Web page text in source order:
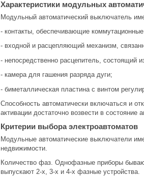
Характеристики модульных
Модульный автоматический выключатель
- контакты, обеспечивающие коммутационные
- входной и расцепляющий механизм,
- непосредственно расцепитель, состоящий
- камера для гашения разряда дуги;
- биметаллическая пластина с винтом
Способность автоматически включаться и
активации достаточно возвести в состояние
Критерии выбора электроавтоматов
Модульные автоматические выключатели
недвижимости.
Количество фаз. Однофазные приборы
выпускают 2-х, 3-х и 4-х фазные устройства.